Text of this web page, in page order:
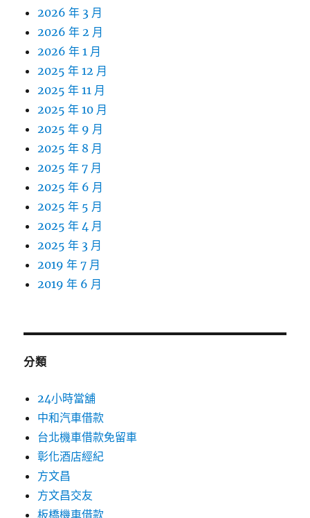
2026 年 3 月
2026 年 2 月
2026 年 1 月
2025 年 12 月
2025 年 11 月
2025 年 10 月
2025 年 9 月
2025 年 8 月
2025 年 7 月
2025 年 6 月
2025 年 5 月
2025 年 4 月
2025 年 3 月
2019 年 7 月
2019 年 6 月
分類
24小時當舖
中和汽車借款
台北機車借款免留車
彰化酒店經紀
方文昌
方文昌交友
板橋機車借款